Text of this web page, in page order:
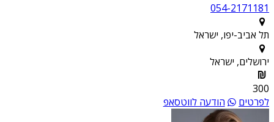
054-2171181
תל אביב-יפו, ישראל
ירושלים, ישראל
300
לפרטים
הודעה לווטסאפ